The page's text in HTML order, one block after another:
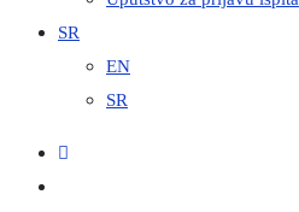
SR
EN
SR